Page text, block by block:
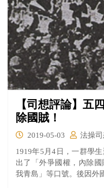
【司想評論】五
除國賊！
2019-05-03
法操
1919年5月4日，一群學
出了「外爭國權，內除
我青島」等口號。後因外